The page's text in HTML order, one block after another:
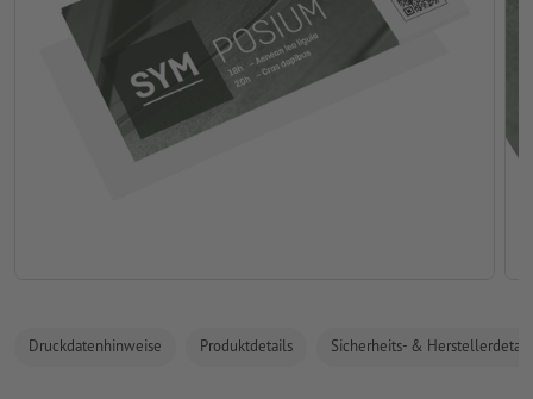
Druckdatenhinweise Produktdetails Sicherheits- &